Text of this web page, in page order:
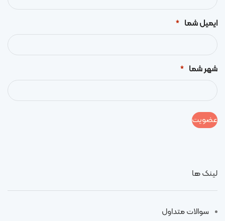
ایمیل شما *
شهر شما *
لینک ها
سوالات متداول